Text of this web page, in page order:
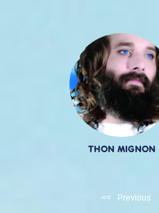
THON MIGNON
<< Previous